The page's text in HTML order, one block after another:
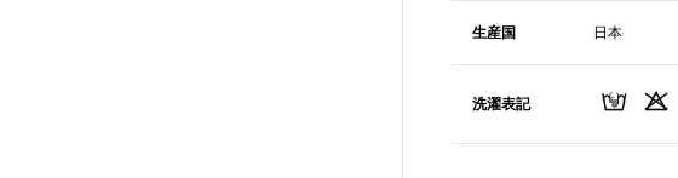
生産国 日本
洗濯表記